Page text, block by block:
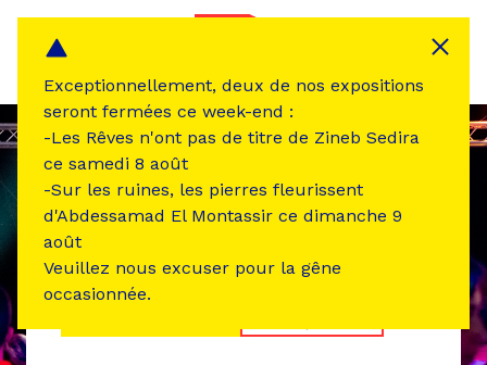
Exceptionnellement, deux de nos expositions
seront fermées ce week-end :
-Les Rêves n'ont pas de titre de Zineb Sedira
ce samedi 8 août
-Sur les ruines, les pierres fleurissent
d'Abdessamad El Montassir ce dimanche 9
août
Veuillez nous excuser pour la gêne
occasionnée.
Panneau de gestion des cookies